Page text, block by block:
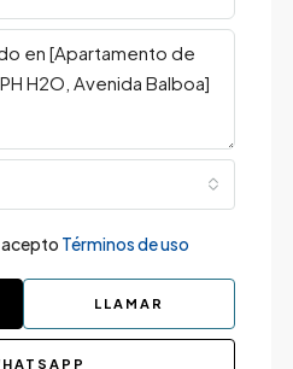
acepto Términos de uso
LLAMAR